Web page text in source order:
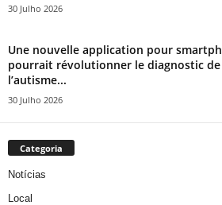
30 Julho 2026
Une nouvelle application pour
pourrait révolutionner le diagnostic de
l’autisme...
30 Julho 2026
Categoria
Notícias
Local